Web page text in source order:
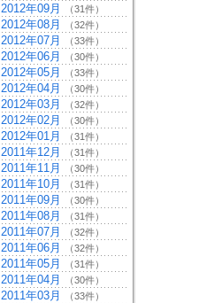
2012年09月 （31件）
2012年08月 （32件）
2012年07月 （33件）
2012年06月 （30件）
2012年05月 （33件）
2012年04月 （30件）
2012年03月 （32件）
2012年02月 （30件）
2012年01月 （31件）
2011年12月 （31件）
2011年11月 （30件）
2011年10月 （31件）
2011年09月 （30件）
2011年08月 （31件）
2011年07月 （32件）
2011年06月 （32件）
2011年05月 （31件）
2011年04月 （30件）
2011年03月 （33件）